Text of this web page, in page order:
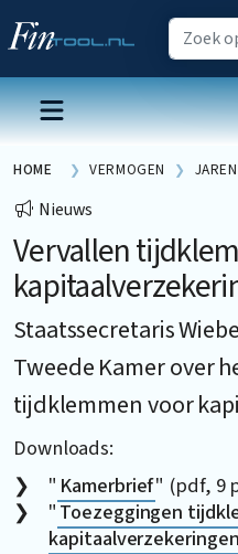
HOME VERMOGEN
Nieuws
Vervallen
Staatssecretaris
Tweede Kamer over
tijdklemmen voor
Downloads:
" Kamerbrief" (pdf, 9
"Toezeggingen